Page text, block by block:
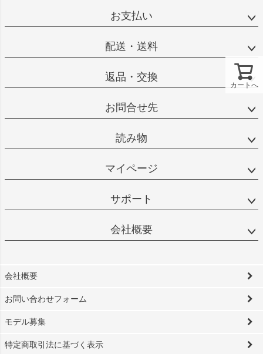
カートへ
お支払い
配送・送料
返品・交換
お問合せ先
読み物
マイページ
サポート
会社概要
会社概要
お問い合わせフォーム
モデル募集
特定商取引法に基づく表示